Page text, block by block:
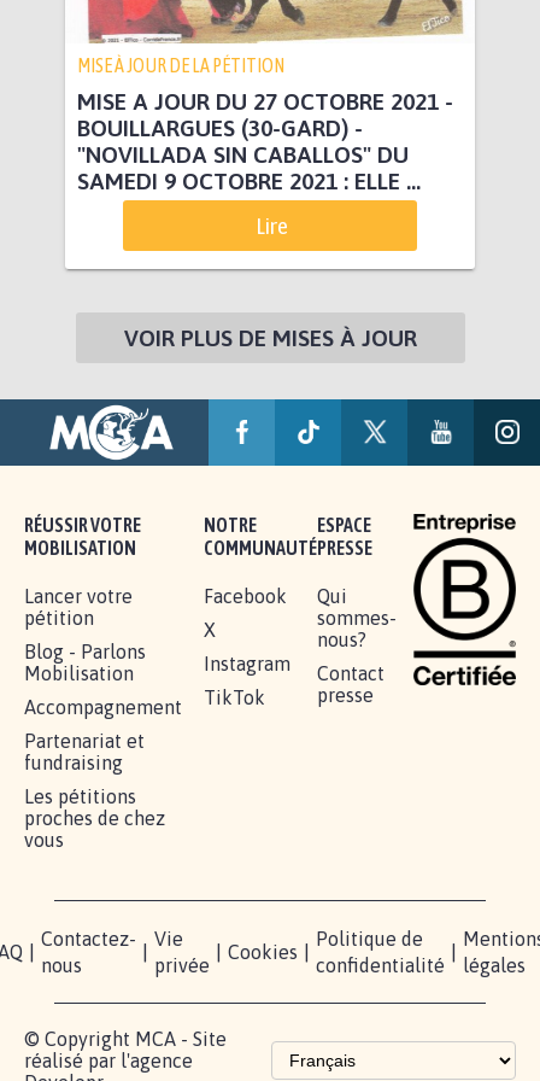
MISE À JOUR DE LA PÉTITION
MISE A JOUR DU 27 OCTOBRE 2021 -
BOUILLARGUES (30-GARD) -
"NOVILLADA SIN CABALLOS" DU
SAMEDI 9 OCTOBRE 2021 : ELLE ...
Lire
VOIR PLUS DE MISES À JOUR
RÉUSSIR VOTRE
MOBILISATION
Lancer votre
pétition
Blog - Parlons
Mobilisation
Accompagnement
Partenariat et
fundraising
Les pétitions
proches de chez
vous
NOTRE
COMMUNAUTÉ
Facebook
X
Instagram
TikTok
ESPACE
PRESSE
Qui
sommes-
nous?
Contact
presse
Contactez-
nous
Vie
privée
Cookies
Politique de
confidentialité
légales
© Copyright MCA - Site
réalisé par l'agence